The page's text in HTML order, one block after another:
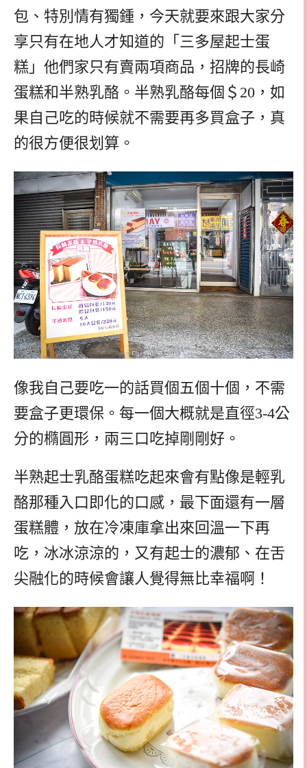
包、特別情有獨鍾，今天就要來跟大家分
享只有在地人才知道的「三多屋起士蛋
糕」他們家只有賣兩項商品，招牌的長崎
蛋糕和半熟乳酪。半熟乳酪每個＄20，如
果自己吃的時候就不需要再多買盒子，真
的很方便很划算。
像我自己要吃一的話買個五個十個，不需
要盒子更環保。每一個大概就是直徑3-4公
分的橢圓形，兩三口吃掉剛剛好。
半熟起士乳酪蛋糕吃起來會有點像是輕乳
酪那種入口即化的口感，最下面還有一層
蛋糕體，放在冷凍庫拿出來回溫一下再
吃，冰冰涼涼的，又有起士的濃郁、在舌
尖融化的時候會讓人覺得無比幸福啊！